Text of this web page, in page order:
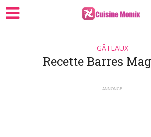
GÂTEAUX
Recette Barres
ANNONCE